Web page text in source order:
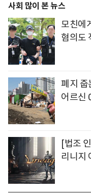
사회 많이 본 뉴스
모친에
혐의도
폐지
어르신
[법조
리니지